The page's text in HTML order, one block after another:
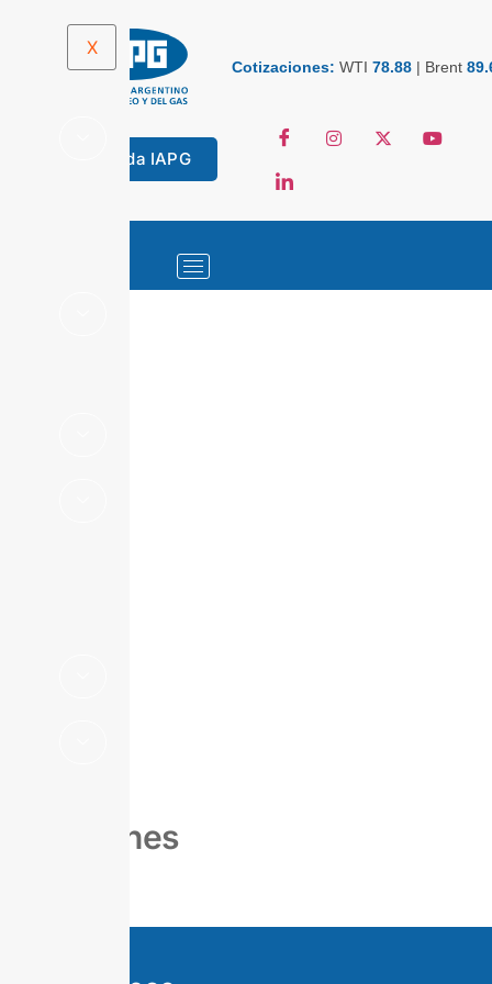
Cotizaciones: WTI 78.88 | Brent
Tienda IAPG
X
Boletines